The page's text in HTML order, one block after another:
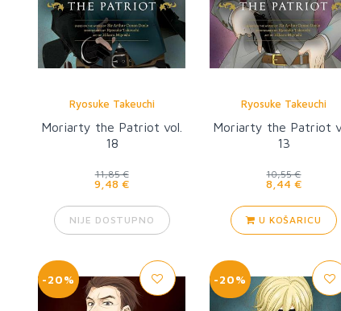
Ryosuke Takeuchi
Moriarty the Patriot vol.
18
11,85 €
9,48 €
NIJE DOSTUPNO
Ryosuke Takeuchi
Moriarty the Patriot
13
10,55 €
8,44 €
U KOŠARICU
-20% -20%